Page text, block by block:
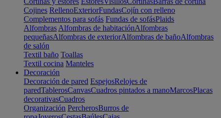
Cojines RellenoExteriorFundasCojín con relleno
Complementos para sofás Fundas de sofásPlaids
Alfombras Alfombras de habitaciónAlfombras
pequeñasAlfombras de exteriorAlfombras de bañoAlfombras
de salón
Textil baño Toallas
Textil cocina Manteles
Decoración
Decoración de pared EspejosRelojes de
paredTablerosCanvasCuadros pintados a manoMarcosPlacas
decorativasCuadros
Organización PercherosBurros de